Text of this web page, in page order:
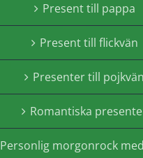
Present till pappa
Present till flickvän
Presenter till pojkvän
Romantiska
Personlig morgonrock